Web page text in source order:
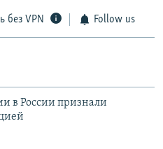
без VPN Follow us
в России признали